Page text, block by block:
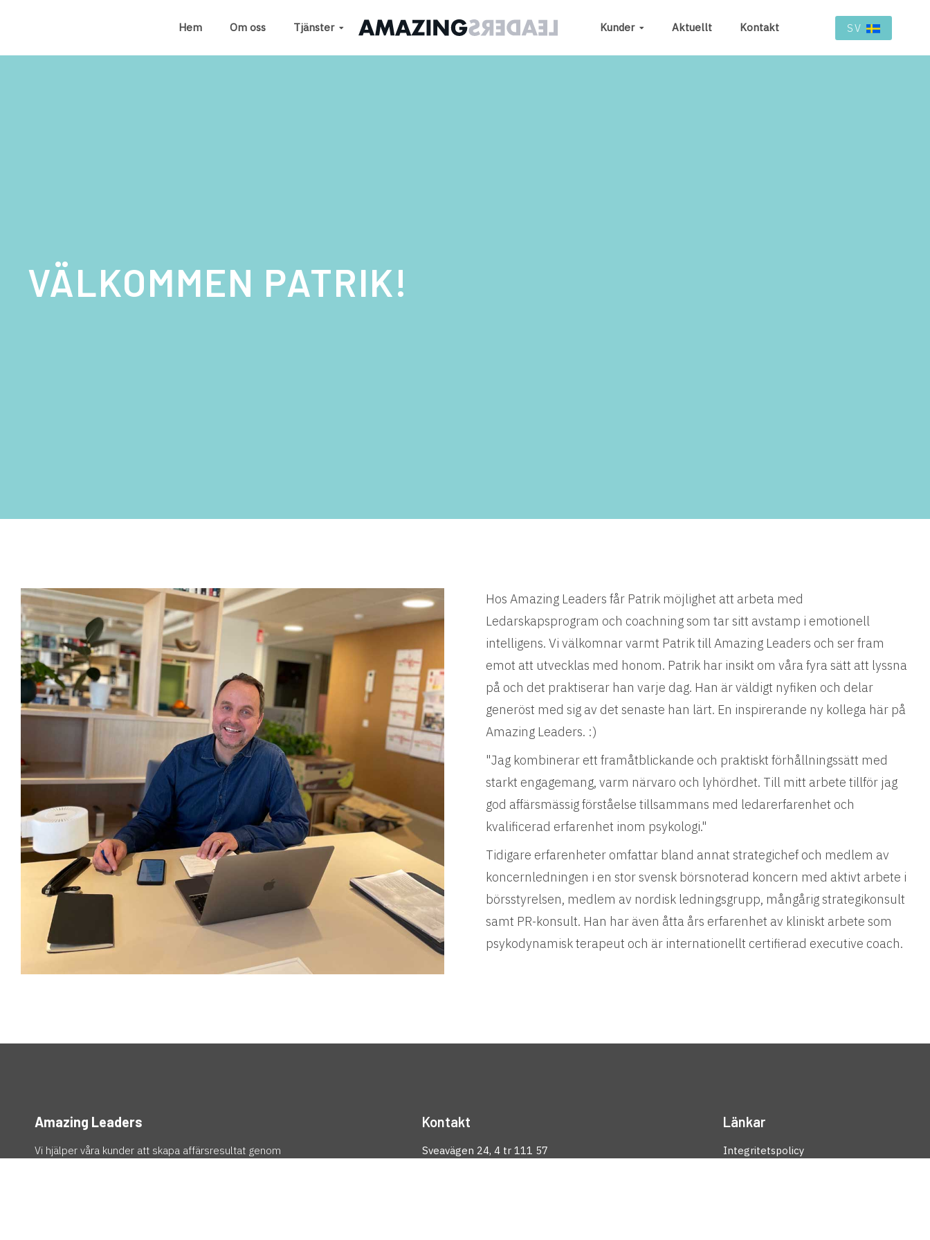
Hem Om oss Tjänster Kunder Aktuellt Kontakt SV
VÄLKOMMEN PATRIK!
Hos Amazing Leaders får Patrik möjlighet att arbeta med
Ledarskapsprogram och coachning som tar sitt avstamp i emotionell
intelligens. Vi välkomnar varmt Patrik till Amazing Leaders och ser fram
emot att utvecklas med honom. Patrik har insikt om våra fyra sätt att lyssna
på och det praktiserar han varje dag. Han är väldigt nyfiken och delar
generöst med sig av det senaste han lärt. En inspirerande ny kollega här på
Amazing Leaders. :)
"Jag kombinerar ett framåtblickande och praktiskt förhållningssätt med
starkt engagemang, varm närvaro och lyhördhet. Till mitt arbete tillför jag
god affärsmässig förståelse tillsammans med ledarerfarenhet och
kvalificerad erfarenhet inom psykologi."
Tidigare erfarenheter omfattar bland annat strategichef och medlem av
koncernledningen i en stor svensk börsnoterad koncern med aktivt arbete i
börsstyrelsen, medlem av nordisk ledningsgrupp, mångårig strategikonsult
samt PR-konsult. Han har även åtta års erfarenhet av kliniskt arbete som
psykodynamisk terapeut och är internationellt certifierad executive coach.
Amazing Leaders
Vi hjälper våra kunder att skapa affärsresultat genom
Kontakt
Sveavägen 24, 4 tr 111 57
Länkar
Integritetspolicy